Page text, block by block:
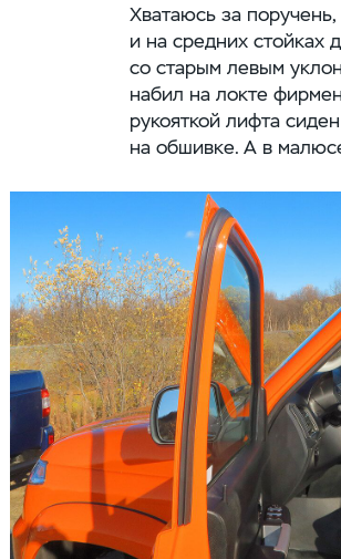
Хватаюсь за
и на средних стойках
со старым левым
набил на локте
рукояткой лифта
на обшивке. А в